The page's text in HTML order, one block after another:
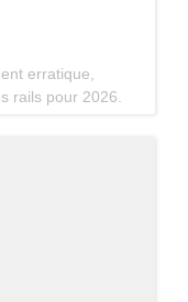
erratique,
rails pour 2026.